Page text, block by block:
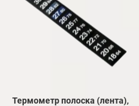
Термометр полоска (лента),